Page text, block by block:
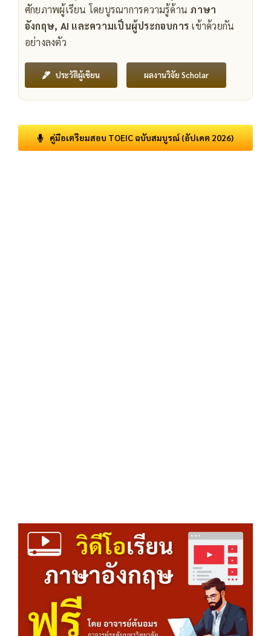
ศักยภาพผู้เรียน โดยบูรณาการความรู้ด้าน ภาษา
อังกฤษ, AI และความเป็นผู้ประกอบการ เข้าด้วยกัน
อย่างลงตัว
ประวัติผู้เขียน ผลงานวิจัย Scholar
คู่มือเตรียมสอบ TOEIC ฉบับสมบูรณ์ (อัปเดต 2026)